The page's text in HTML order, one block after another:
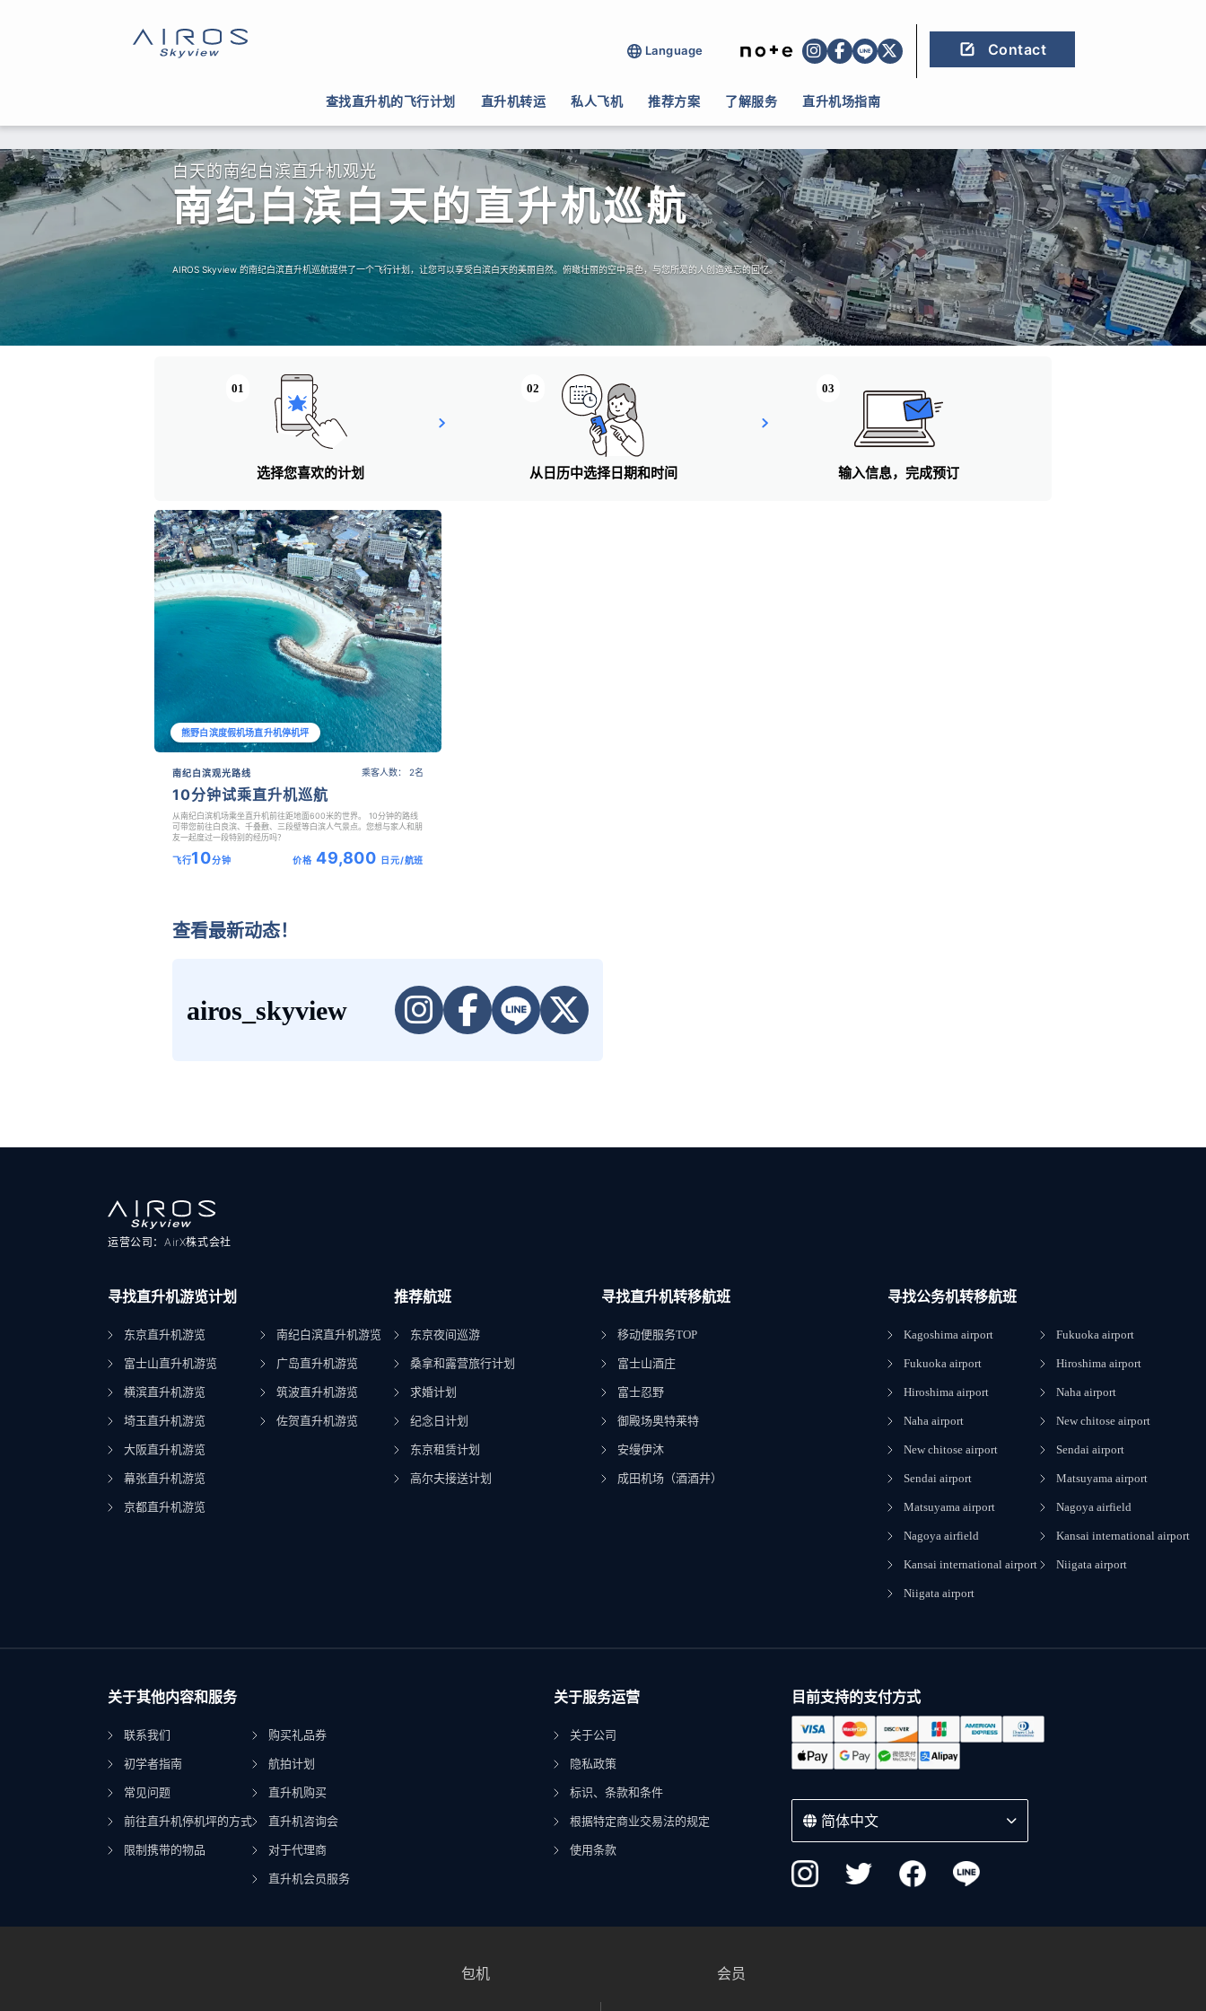
Language Contact
查找直升机的飞行计划 直升机转运 私人飞机 推荐方案 了解服务 直升机场指南
白天的南纪白滨直升机观光
南纪白滨白天的直升机巡航
AIROS Skyview 的南纪白滨直升机巡航提供了一个飞行计划，让您可以享受白滨白天的美丽自然。俯瞰壮丽的空中景色，与您所爱的人创造难忘的回忆。
01
选择您喜欢的计划
02
从日历中选择日期和时间
03
输入信息，完成预订
熊野白滨度假机场直升机停机坪
乘客人数： 2名
南纪白滨观光路线
10分钟试乘直升机巡航
从南纪白滨机场乘坐直升机前往距地面600米的世界。 10分钟的路线
可带您前往白良滨、千叠敷、三段壁等白滨人气景点。您想与家人和朋
友一起度过一段特别的经历吗？
飞行10分钟 价格 49,800 日元/航班
查看最新动态！
airos_skyview
运营公司：AirX株式会社
寻找直升机游览计划
东京直升机游览
富士山直升机游览
横滨直升机游览
埼玉直升机游览
大阪直升机游览
幕张直升机游览
京都直升机游览
南纪白滨直升机游览
广岛直升机游览
筑波直升机游览
佐贺直升机游览
推荐航班
东京夜间巡游
桑拿和露营旅行计划
求婚计划
纪念日计划
东京租赁计划
高尔夫接送计划
寻找直升机转移航班
移动便服务TOP
富士山酒庄
富士忍野
御殿场奥特莱特
安缦伊沐
成田机场（酒酒井）
寻找公务机转移航班
Kagoshima airport
Fukuoka airport
Hiroshima airport
Naha airport
New chitose airport
Sendai airport
Matsuyama airport
Nagoya airfield
Kansai international airport
Niigata airport
Fukuoka airport
Hiroshima airport
Naha airport
New chitose airport
Sendai airport
Matsuyama airport
Nagoya airfield
Kansai international airport
Niigata airport
关于其他内容和服务
联系我们
初学者指南
常见问题
前往直升机停机坪的方式
限制携带的物品
购买礼品券
航拍计划
直升机购买
直升机咨询会
对于代理商
直升机会员服务
关于服务运营
关于公司
隐私政策
标识、条款和条件
根据特定商业交易法的规定
使用条款
目前支持的支付方式
简体中文
包机 会员